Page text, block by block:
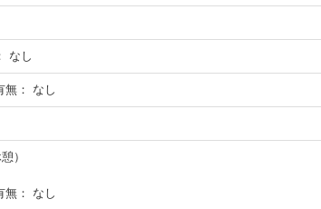
なし
無： なし
）
無： なし